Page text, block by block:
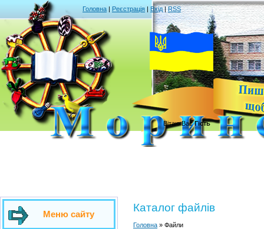
Головна | Реєстрація | Вхід| RSS
Вітаю Вас Гість
Меню сайту
Каталог файлів
Головна » Файли